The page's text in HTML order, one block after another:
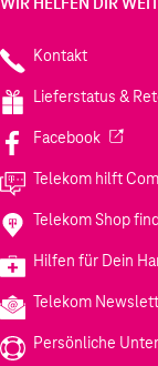
Kontakt
Lieferstatus &
Facebook(Wird in
Telekom hilft
Telekom Shop
Hilfen für Dein
Telekom
Persönliche